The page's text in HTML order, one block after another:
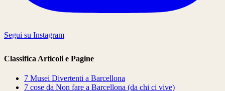
Segui su Instagram
Classifica Articoli e Pagine
7 Musei Divertenti a Barcellona
7 cose da Non fare a Barcellona (da chi ci vive)